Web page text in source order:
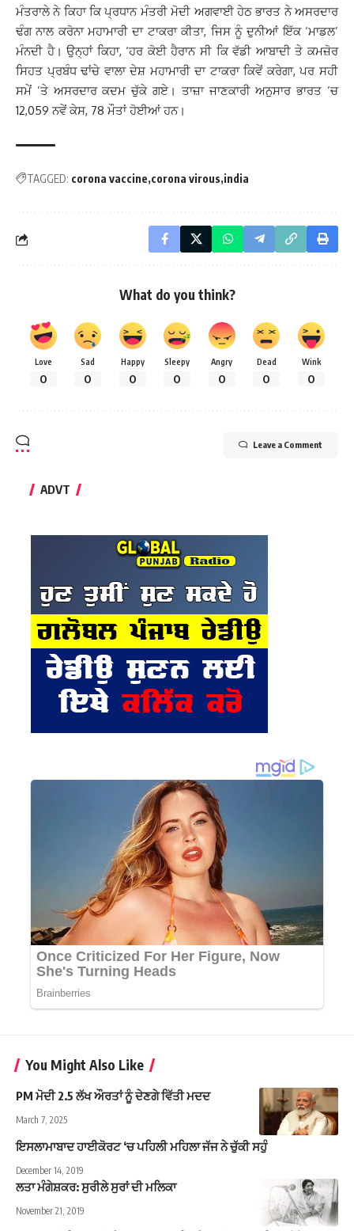
ਮੰਤਰਾਲੇ ਨੇ ਕਿਹਾ ਕਿ ਪ੍ਰਧਾਨ ਮੰਤਰੀ ਮੋਦੀ ਅਗਵਾਈ ਹੇਠ ਭਾਰਤ ਨੇ ਅਸਰਦਾਰ
ਢੰਗ ਨਾਲ ਕਰੋਨਾ ਮਹਾਮਾਰੀ ਦਾ ਟਾਕਰਾ ਕੀਤਾ, ਜਿਸ ਨੂੰ ਦੁਨੀਆਂ ਇੱਕ ‘ਮਾਡਲ’
ਮੰਨਦੀ ਹੈ। ਉਨ੍ਹਾਂ ਕਿਹਾ, ‘ਹਰ ਕੋਈ ਹੈਰਾਨ ਸੀ ਕਿ ਵੱਡੀ ਆਬਾਦੀ ਤੇ ਕਮਜ਼ੋਰ
ਸਿਹਤ ਪ੍ਰਬੰਧ ਢਾਂਚੇ ਵਾਲਾ ਦੇਸ਼ ਮਹਾਮਾਰੀ ਦਾ ਟਾਕਰਾ ਕਿਵੇਂ ਕਰੇਗਾ, ਪਰ ਸਹੀ
ਸਮੇਂ ’ਤੇ ਅਸਰਦਾਰ ਕਦਮ ਚੁੱਕੇ ਗਏ। ਤਾਜ਼ਾ ਜਾਣਕਾਰੀ ਅਨੁਸਾਰ ਭਾਰਤ ’ਚ
12,059 ਨਵੇਂ ਕੇਸ, 78 ਮੌਤਾਂ ਹੋਈਆਂ ਹਨ।
TAGGED: corona vaccine corona virous india
What do you think?
Love
0
Sad
0
Happy
0
Sleepy
0
Angry
0
Dead
0
Wink
0
Leave a Comment
ADVT
You Might Also Like
PM ਮੋਦੀ 2.5 ਲੱਖ ਔਰਤਾਂ ਨੂੰ ਦੇਣਗੇ ਵਿੱਤੀ ਮਦਦ
March 7, 2025
ਇਸਲਾਮਾਬਾਦ ਹਾਈਕੋਰਟ ‘ਚ ਪਹਿਲੀ ਮਹਿਲਾ ਜੱਜ ਨੇ ਚੁੱਕੀ ਸਹੁੰ
December 14, 2019
ਲਤਾ ਮੰਗੇਸ਼ਕਰ: ਸੁਰੀਲੇ ਸੁਰਾਂ ਦੀ ਮਲਿਕਾ
November 21, 2019